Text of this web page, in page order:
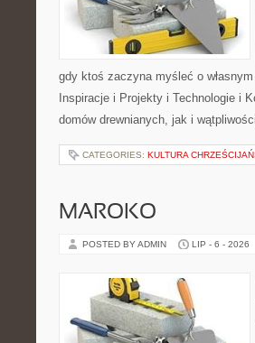
gdy ktoś zaczyna myśleć o
Inspiracje i Projekty i Technologie i
domów drewnianych, jak i
CATEGORIES: KULTURA
MAROKO
POSTED BY ADMIN LIP - 6 - 2026